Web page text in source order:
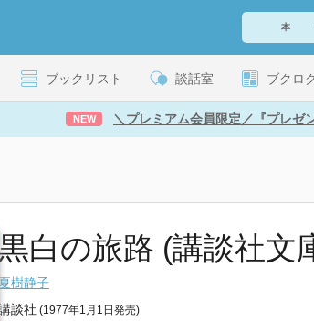
ブックリスト 談話室 ブクロ
NEW ＼プレミアム会員限定／『プレゼ
黒白の旅路 (講談社文
夏樹静子
講談社 (1977年1月1日発売)